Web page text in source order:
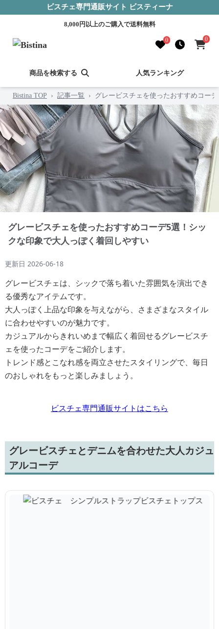
ビスチェ専門通販サイト ビスティーナ
8,000円以上のご購入で送料無料
0 0
商品を検索する 人気ランキング
Bistina TOP › 記事一覧 › グレービスチェを使ったおすすめコー
グレービスチェを使ったおすすめコーデ5選！シッ
クな印象で大人っぽく着回しやすい
更新日 2026-06-18
グレービスチェは、シックで落ち着いた雰囲気を演出でき
る優秀なアイテムです。
大人っぽく上品な印象を与えながら、さまざまなスタイル
に合わせやすいのが魅力です。
カジュアルからきれいめまで幅広く着回せるグレービスチ
ェを使ったコーデをご紹介します。
トレンド感とこなれ感を両立させたスタイリングで、毎日
のおしゃれをもっと楽しみましょう。
ビスチェ専門通販サイトはこちら
グレービスチェとデニムを合わせた大人カジュ
アルコーデ